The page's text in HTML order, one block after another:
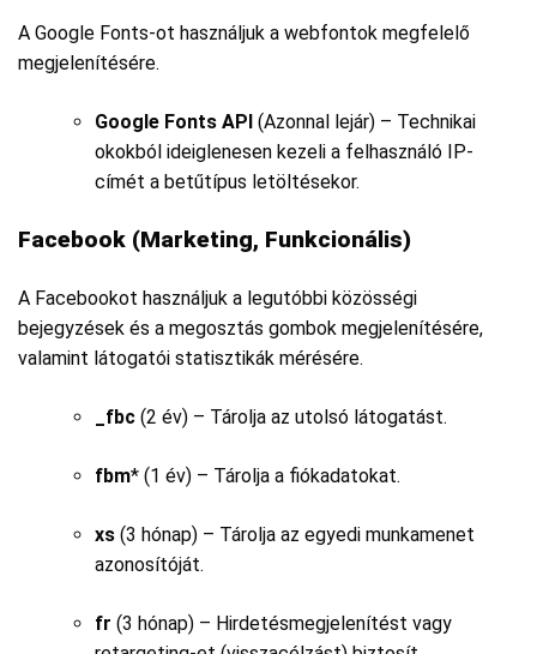
A Google Fonts-ot használjuk a webfontok megfelelő
megjelenítésére.
Google Fonts API (Azonnal lejár) – Technikai
okokból ideiglenesen kezeli a felhasználó IP-
címét a betűtípus letöltésekor.
Facebook (Marketing, Funkcionális)
A Facebookot használjuk a legutóbbi közösségi
bejegyzések és a megosztás gombok megjelenítésére,
valamint látogatói statisztikák mérésére.
_fbc (2 év) – Tárolja az utolsó látogatást.
fbm* (1 év) – Tárolja a fiókadatokat.
xs (3 hónap) – Tárolja az egyedi munkamenet
azonosítóját.
fr (3 hónap) – Hirdetésmegjelenítést vagy